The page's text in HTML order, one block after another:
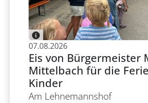
07.08.2026
Eis von Bürgermeister
Mittelbach für die
Kinder
Am Lehnemannshof